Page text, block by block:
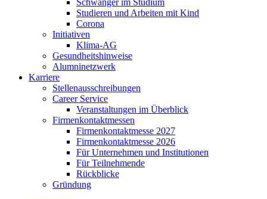
Schwanger im Studium
Studieren und Arbeiten mit Kind
Corona
Initiativen
Klima-AG
Gesundheitshinweise
Alumninetzwerk
Karriere
Stellenausschreibungen
Career Service
Veranstaltungen im Überblick
Firmenkontaktmessen
Firmenkontaktmesse 2027
Firmenkontaktmesse 2026
Für Unternehmen und Institutionen
Für Teilnehmende
Rückblicke
Gründung